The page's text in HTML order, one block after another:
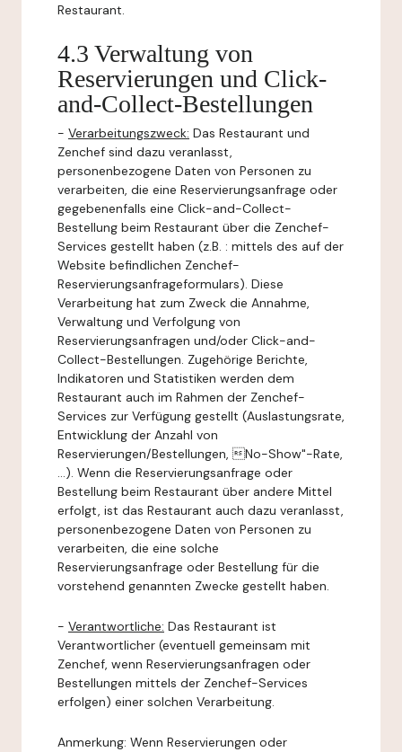
Restaurant.
4.3 Verwaltung von
Reservierungen und Click-
and-Collect-Bestellungen
- Verarbeitungszweck: Das Restaurant und
Zenchef sind dazu veranlasst,
personenbezogene Daten von Personen zu
verarbeiten, die eine Reservierungsanfrage oder
gegebenenfalls eine Click-and-Collect-
Bestellung beim Restaurant über die Zenchef-
Services gestellt haben (z.B. : mittels des auf der
Website befindlichen Zenchef-
Reservierungsanfrageformulars). Diese
Verarbeitung hat zum Zweck die Annahme,
Verwaltung und Verfolgung von
Reservierungsanfragen und/oder Click-and-
Collect-Bestellungen. Zugehörige Berichte,
Indikatoren und Statistiken werden dem
Restaurant auch im Rahmen der Zenchef-
Services zur Verfügung gestellt (Auslastungsrate,
Entwicklung der Anzahl von
Reservierungen/Bestellungen, No-Show"-Rate,
...). Wenn die Reservierungsanfrage oder
Bestellung beim Restaurant über andere Mittel
erfolgt, ist das Restaurant auch dazu veranlasst,
personenbezogene Daten von Personen zu
verarbeiten, die eine solche
Reservierungsanfrage oder Bestellung für die
vorstehend genannten Zwecke gestellt haben.
- Verantwortliche: Das Restaurant ist
Verantwortlicher (eventuell gemeinsam mit
Zenchef, wenn Reservierungsanfragen oder
Bestellungen mittels der Zenchef-Services
erfolgen) einer solchen Verarbeitung.
Anmerkung: Wenn Reservierungen oder